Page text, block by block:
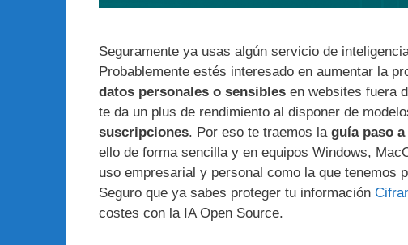
Seguramente ya usas algún servicio de
Probablemente estés interesado en aumentar la
datos personales o sensibles en websites fuera
te da un plus de rendimiento al disponer de
suscripciones. Por eso te traemos la guía paso a
ello de forma sencilla y en equipos Windows,
uso empresarial y personal como la que tenemos
Seguro que ya sabes proteger tu información
costes con la IA Open Source.